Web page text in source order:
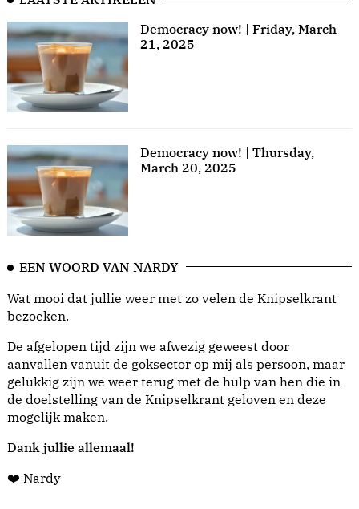
Democracy now! | Friday, March
21, 2025
Democracy now! | Thursday,
March 20, 2025
EEN WOORD VAN NARDY
Wat mooi dat jullie weer met zo velen de Knipselkrant
bezoeken.
De afgelopen tijd zijn we afwezig geweest door
aanvallen vanuit de goksector op mij als persoon, maar
gelukkig zijn we weer terug met de hulp van hen die in
de doelstelling van de Knipselkrant geloven en deze
mogelijk maken.
Dank jullie allemaal!
❤️ Nardy